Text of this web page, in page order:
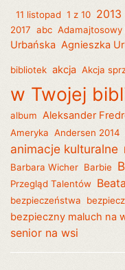
11 listopad 1 z 10 2013
2017 abc Adamajtosowy
Urbańska Agnieszka
bibliotek akcja Akcja
w Twojej
album Aleksander
Ameryka Andersen 2014
animacje kulturalne
Barbara Wicher Barbie
Przegląd Talentów
bezpieczeństwa
bezpieczny maluch na
senior na wsi